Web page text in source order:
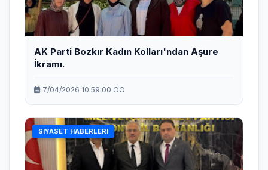
AK Parti Bozkır Kadın Kolları'ndan Aşure
İkramı.
7/04/2026 10:59:00 ÖÖ
SIYASET HABERLERI